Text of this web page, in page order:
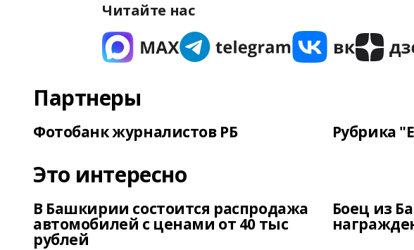
Читайте нас
Партнеры
Фотобанк журналистов РБ Рубрика
Это интересно
В Башкирии состоится распродажа
автомобилей с ценами от 40 тыс
рублей
Боец из